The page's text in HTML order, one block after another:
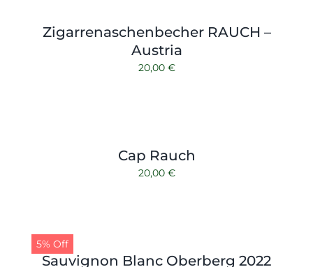
Kontakt
Zubehör
Zigarrenaschenbecher RAUCH –
Austria
20,00 €
Cap Rauch
20,00 €
5% Off
Sauvignon Blanc Oberberg 2022